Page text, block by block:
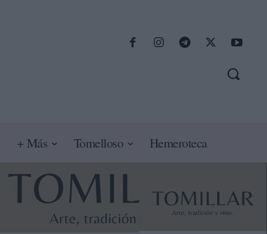
+ Más Tomelloso Hemeroteca